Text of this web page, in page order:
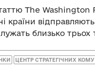
The Washington
країни
близько трьох
ЦЕНТР СТРАТЕГІЧНИХ